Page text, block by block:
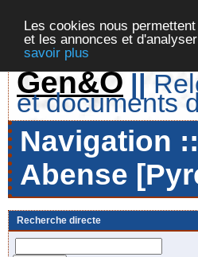
Les cookies nous
et les annonces et
savoir plus
Gen&O ||
et documents
Navigation ::
Abense
Recherche directe